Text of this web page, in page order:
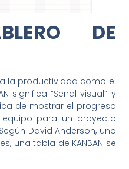
DE
la productividad como el
significa “Señal visual” y
de mostrar el progreso
para un proyecto
David Anderson, uno
una tabla de KANBAN se